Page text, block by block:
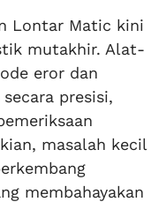
Lontar Matic kini
mutakhir. Alat-
eror dan
presisi,
masalah kecil
membahayakan